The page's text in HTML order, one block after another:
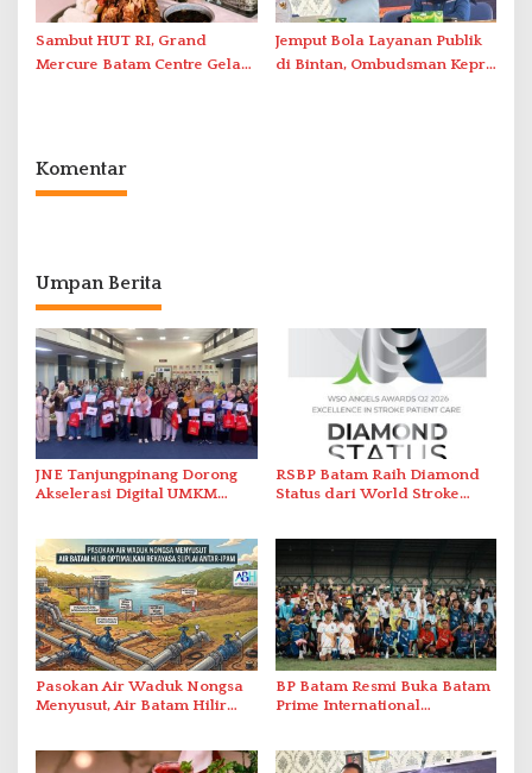
Sambut HUT RI, Grand
Mercure Batam Centre Gelar
Jemput Bola Layanan Publik
di Bintan, Ombudsman Kepri
Komentar
Umpan Berita
JNE Tanjungpinang Dorong
Akselerasi Digital UMKM
RSBP Batam Raih Diamond
Status dari World Stroke
Berstandar Internasional
Pasokan Air Waduk Nongsa
Menyusut, Air Batam Hilir
BP Batam Resmi Buka Batam
Prime International
Abdul Jamal